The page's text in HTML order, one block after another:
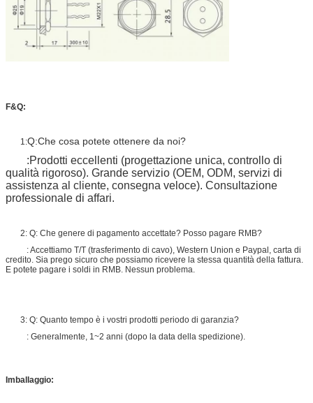
F&Q:
1:Q:Che cosa potete ottenere da noi?
:Prodotti eccellenti (progettazione unica, controllo di
qualità rigoroso). Grande servizio (OEM, ODM, servizi di
assistenza al cliente, consegna veloce). Consultazione
professionale di affari.
2: Q: Che genere di pagamento accettate? Posso pagare RMB?
: Accettiamo T/T (trasferimento di cavo), Western Union e Paypal, carta di
credito. Sia prego sicuro che possiamo ricevere la stessa quantità della fattura.
E potete pagare i soldi in RMB. Nessun problema.
3: Q: Quanto tempo è i vostri prodotti periodo di garanzia?
: Generalmente, 1~2 anni (dopo la data della spedizione).
Imballaggio: